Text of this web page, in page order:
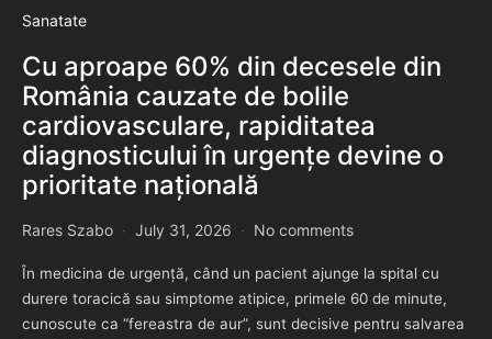
Sanatate
Cu aproape 60% din decesele din
România cauzate de bolile
cardiovasculare, rapiditatea
diagnosticului în urgențe devine o
prioritate națională
Rares Szabo July 31, 2026 No comments
În medicina de urgență, când un pacient ajunge la spital cu
durere toracică sau simptome atipice, primele 60 de minute,
cunoscute ca “fereastra de aur”, sunt decisive pentru salvarea